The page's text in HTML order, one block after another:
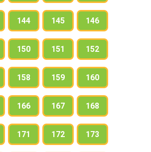
144 145 146
150 151 152
158 159 160
166 167 168
171 172 173